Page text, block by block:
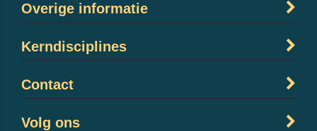
Overige informatie
Kerndisciplines
Contact
Volg ons